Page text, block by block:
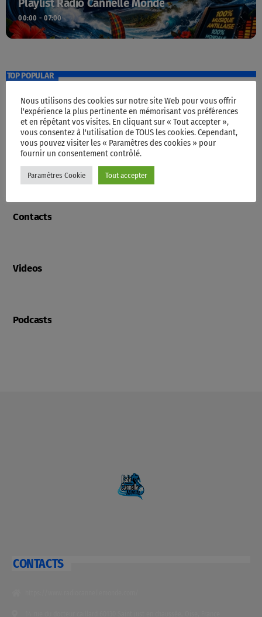
Playlist Radio Cannelle Monde
00:00 - 07:00
TOP POPULAR
Accueil
Programme
Contacts
Videos
Podcasts
CONTACTS
Nous utilisons des cookies sur notre site Web pour vous offrir
l'expérience la plus pertinente en mémorisant vos préférences
et en répétant vos visites. En cliquant sur « Tout accepter »,
vous consentez à l'utilisation de TOUS les cookies. Cependant,
vous pouvez visiter les « Paramètres des cookies » pour
fournir un consentement contrôlé.
Paramètres Cookie Tout accepter